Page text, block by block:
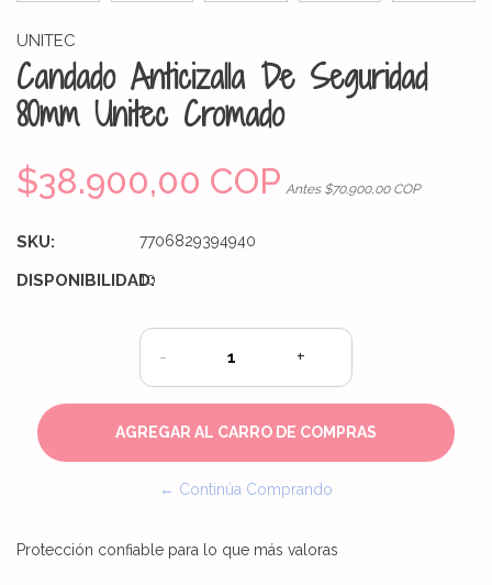
UNITEC
Candado Anticizalla De Seguridad
80mm Unitec Cromado
$38.900,00 COP Antes $70.900,00 COP
SKU: 7706829394940
DISPONIBILIDAD:
10
- +
← Continúa Comprando
Protección confiable para lo que más valoras